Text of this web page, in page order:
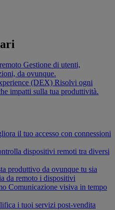
Gestione di utenti,
da ovunque.
(DEX) Risolvi ogni
impatti sulla tua produttività.
il tuo accesso con connessioni
dispositivi remoti tra diversi
produttivo da ovunque tu sia
da remoto i dispositivi
Comunicazione visiva in tempo
i tuoi servizi post-vendita